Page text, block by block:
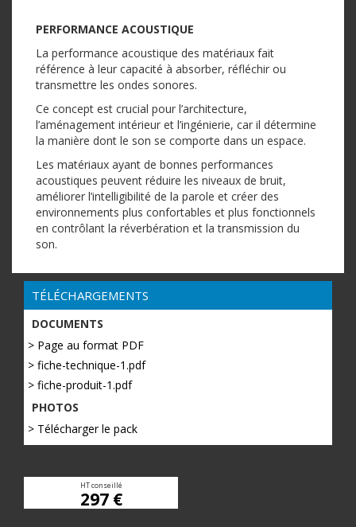
PERFORMANCE ACOUSTIQUE
La performance acoustique des matériaux fait
référence à leur capacité à absorber, réfléchir ou
transmettre les ondes sonores.
Ce concept est crucial pour l’architecture,
l’aménagement intérieur et l’ingénierie, car il détermine
la manière dont le son se comporte dans un espace.
Les matériaux ayant de bonnes performances
acoustiques peuvent réduire les niveaux de bruit,
améliorer l’intelligibilité de la parole et créer des
environnements plus confortables et plus fonctionnels
en contrôlant la réverbération et la transmission du
son.
TÉLÉCHARGEMENTS
DOCUMENTS
> Page au format PDF
> fiche-technique-1.pdf
> fiche-produit-1.pdf
PHOTOS
> Télécharger le pack
HT conseillé
297 €